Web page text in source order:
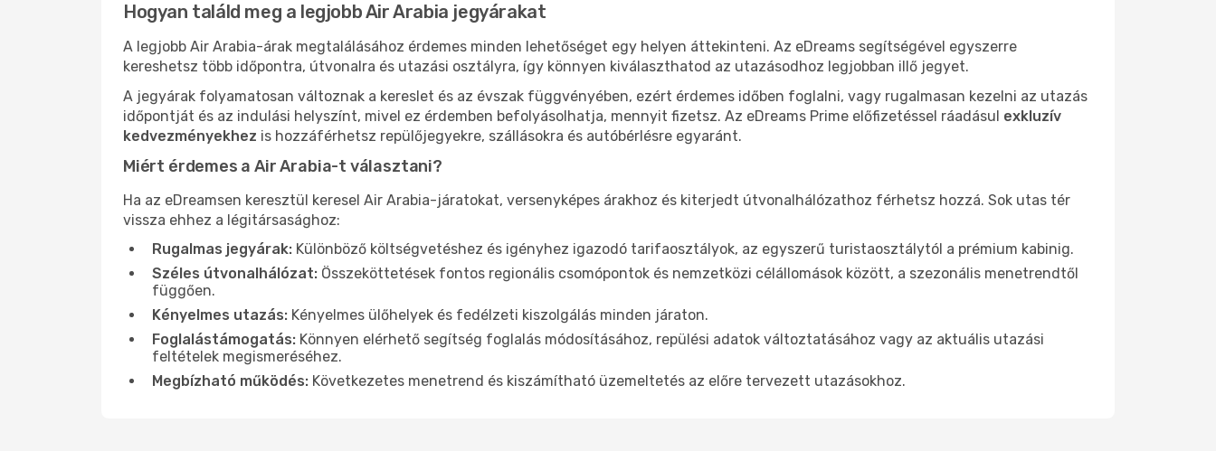
Hogyan találd meg a legjobb Air Arabia jegyárakat
A legjobb Air Arabia-árak megtalálásához érdemes minden lehetőséget egy helyen áttekinteni. Az eDreams segítségével egyszerre
kereshetsz több időpontra, útvonalra és utazási osztályra, így könnyen kiválaszthatod az utazásodhoz legjobban illő jegyet.
A jegyárak folyamatosan változnak a kereslet és az évszak függvényében, ezért érdemes időben foglalni, vagy rugalmasan kezelni az utazás
időpontját és az indulási helyszínt, mivel ez érdemben befolyásolhatja, mennyit fizetsz. Az eDreams Prime előfizetéssel ráadásul exkluzív
kedvezményekhez is hozzáférhetsz repülőjegyekre, szállásokra és autóbérlésre egyaránt.
Miért érdemes a Air Arabia-t választani?
Ha az eDreamsen keresztül keresel Air Arabia-járatokat, versenyképes árakhoz és kiterjedt útvonalhálózathoz férhetsz hozzá. Sok utas tér
vissza ehhez a légitársasághoz:
Rugalmas jegyárak: Különböző költségvetéshez és igényhez igazodó tarifaosztályok, az egyszerű turistaosztálytól a prémium kabinig.
Széles útvonalhálózat: Összeköttetések fontos regionális csomópontok és nemzetközi célállomások között, a szezonális menetrendtől
függően.
Kényelmes utazás: Kényelmes ülőhelyek és fedélzeti kiszolgálás minden járaton.
Foglalástámogatás: Könnyen elérhető segítség foglalás módosításához, repülési adatok változtatásához vagy az aktuális utazási
feltételek megismeréséhez.
Megbízható működés: Következetes menetrend és kiszámítható üzemeltetés az előre tervezett utazásokhoz.